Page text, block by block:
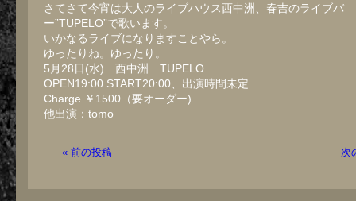
さてさて今宵は大人のライブハウス西中洲、春吉のライブバ
ー”TUPELO”で歌います。
いかなるライブになりますことやら。
ゆったりね。ゆったり。
5月28日(水) 西中洲 TUPELO
OPEN19:00 START20:00、出演時間未定
Charge ￥1500（要オーダー)
他出演：tomo
« 前の投稿 次